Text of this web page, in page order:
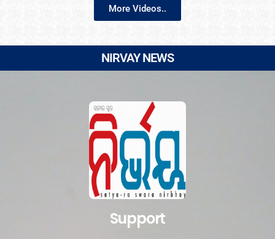
More Videos..
NIRVAY NEWS
Support